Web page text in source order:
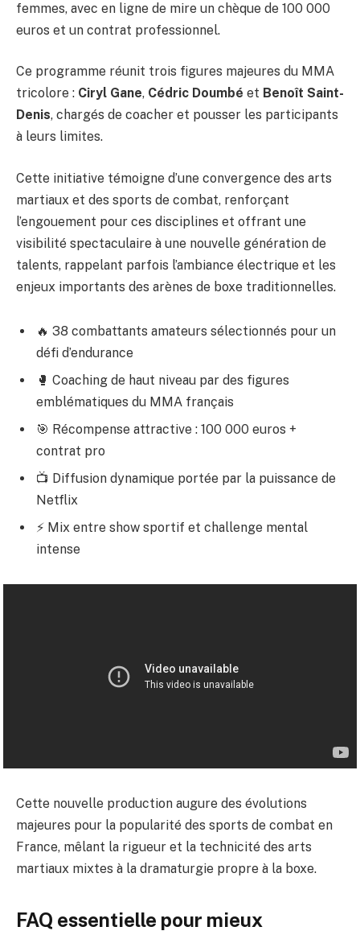
femmes, avec en ligne de mire un chèque de 100 000
euros et un contrat professionnel.
Ce programme réunit trois figures majeures du MMA
tricolore : Ciryl Gane, Cédric Doumbé et Benoît Saint-
Denis, chargés de coacher et pousser les participants
à leurs limites.
Cette initiative témoigne d’une convergence des arts
martiaux et des sports de combat, renforçant
l’engouement pour ces disciplines et offrant une
visibilité spectaculaire à une nouvelle génération de
talents, rappelant parfois l’ambiance électrique et les
enjeux importants des arènes de boxe traditionnelles.
🔥 38 combattants amateurs sélectionnés pour un
défi d’endurance
🥊 Coaching de haut niveau par des figures
emblématiques du MMA français
🎯 Récompense attractive : 100 000 euros +
contrat pro
📺 Diffusion dynamique portée par la puissance de
Netflix
⚡ Mix entre show sportif et challenge mental
intense
Cette nouvelle production augure des évolutions
majeures pour la popularité des sports de combat en
France, mêlant la rigueur et la technicité des arts
martiaux mixtes à la dramaturgie propre à la boxe.
FAQ essentielle pour mieux